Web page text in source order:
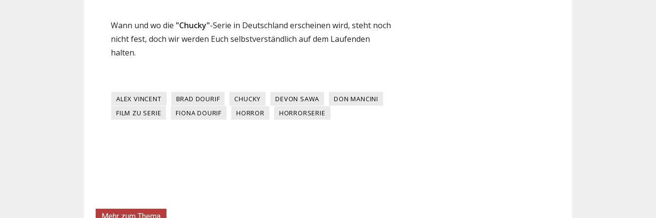
Wann und wo die "Chucky"-Serie in Deutschland erscheinen wird, steht noch
nicht fest, doch wir werden Euch selbstverständlich auf dem Laufenden
halten.
ALEX VINCENT BRAD DOURIF CHUCKY DEVON SAWA
DON MANCINI
FILM ZU SERIE
FIONA DOURIF HORROR HORRORSERIE
Mehr zum Thema